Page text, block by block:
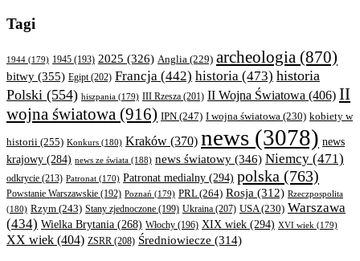
Tagi
1944 (179) 1945 (193) 2025 (326) Anglia (229) archeologia (870)
bitwy (355) Egipt(202) Francja (442) historia (473) historia
Polski (554) hiszpania (179) III Rzesza (201) II Wojna Światowa (406) II
wojna światowa (916) IPN (247) I wojna światowa (230) kobiety w
historii (255) Konkurs (180) Kraków (370) news (3078) news
krajowy (284) news ze świata (188) news światowy (346) Niemcy (471)
odkrycie (213) Patronat (170) Patronat medialny (294) polska (763)
Powstanie Warszawskie (192) Poznań (179) PRL(264) Rosja (312) Rzeczpospolita
(180) Rzym (243) Stany zjednoczone (199) Ukraina (207) USA(230) Warszawa
(434) Wielka Brytania (268) Włochy (196) XIX wiek (294) XVI wiek (179)
XX wiek (404) ZSRR (208) Średniowiecze (314)